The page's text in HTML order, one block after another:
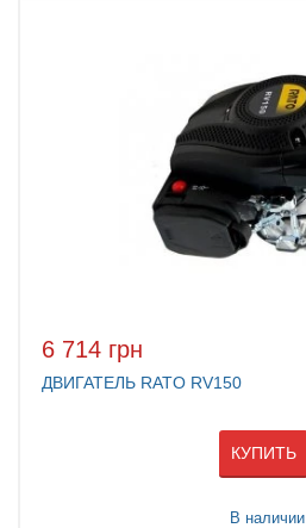
6 714 грн
ДВИГАТЕЛЬ RATO RV150
КУПИТЬ
В наличии